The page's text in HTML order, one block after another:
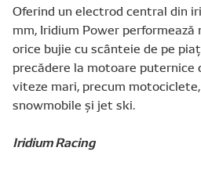
Oferind un electrod central din
mm, Iridium Power performează
orice bujie cu scânteie de pe
precădere la motoare puternice
viteze mari, precum
snowmobile şi jet ski.
Iridium Racing